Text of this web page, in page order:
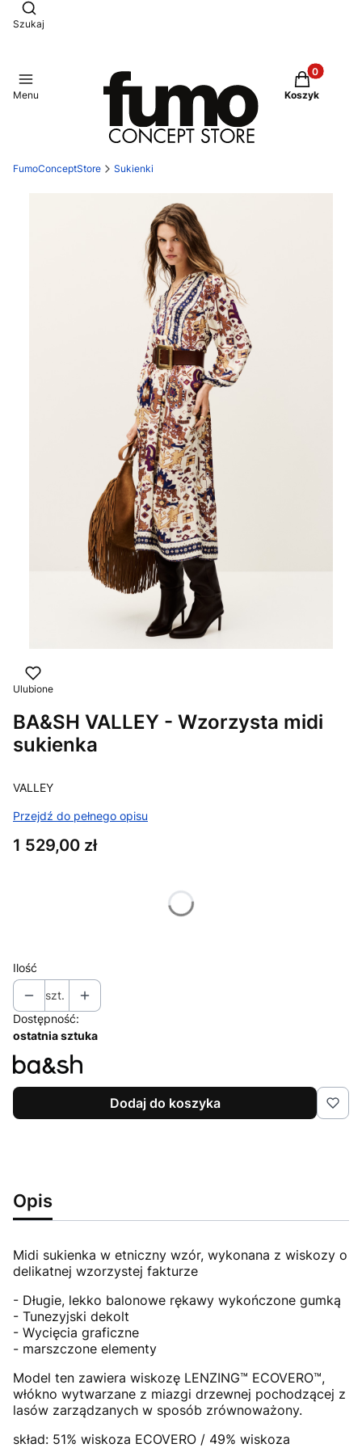
Otwórz wyszukiwarkę
Szukaj
Menu
Produkty
Koszyk
FumoConceptStore Sukienki
Ulubione
BA&SH VALLEY - Wzorzysta midi
sukienka
VALLEY
Przejdź do pełnego opisu
Cena
1 529,00 zł
Poszczególne warianty mogą różnić się ceną
Ilość
szt.
Dostępność:
ostatnia sztuka
Dodaj do koszyka
Opis
Midi sukienka w etniczny wzór, wykonana z wiskozy o
delikatnej wzorzystej fakturze
- Długie, lekko balonowe rękawy wykończone gumką
- Tunezyjski dekolt
- Wycięcia graficzne
- marszczone elementy
Model ten zawiera wiskozę LENZING™ ECOVERO™,
włókno wytwarzane z miazgi drzewnej pochodzącej z
lasów zarządzanych w sposób zrównoważony.
skład: 51% wiskoza ECOVERO / 49% wiskoza